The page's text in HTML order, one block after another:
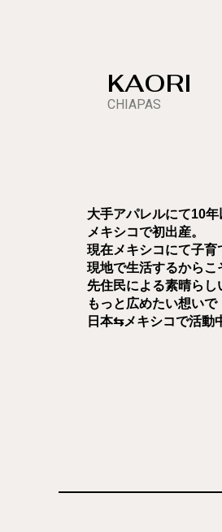
KAORI
CHIAPAS
大手アパレルにて10
メキシコで初出産。
現在メキシコにて子育
現地で生活するからこ
先住民による素晴らし
もっと広めたい想いで
日本⇆メキシコで活動